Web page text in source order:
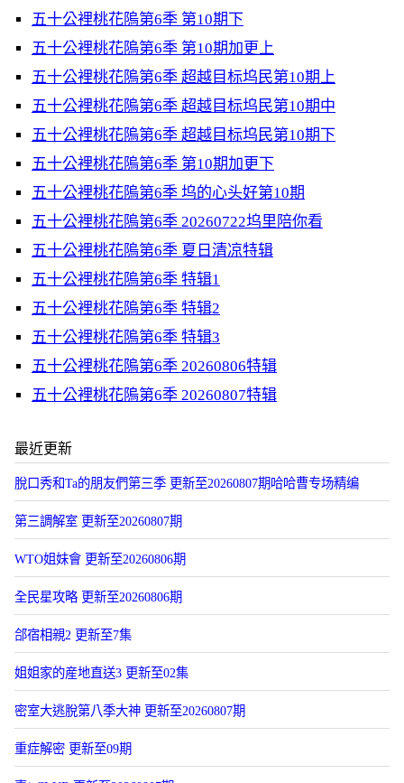
五十公裡桃花隖第6季 第10期下
五十公裡桃花隖第6季 第10期加更上
五十公裡桃花隖第6季 超越目标坞民第10期上
五十公裡桃花隖第6季 超越目标坞民第10期中
五十公裡桃花隖第6季 超越目标坞民第10期下
五十公裡桃花隖第6季 第10期加更下
五十公裡桃花隖第6季 坞的心头好第10期
五十公裡桃花隖第6季 20260722坞里陪你看
五十公裡桃花隖第6季 夏日清凉特辑
五十公裡桃花隖第6季 特辑1
五十公裡桃花隖第6季 特辑2
五十公裡桃花隖第6季 特辑3
五十公裡桃花隖第6季 20260806特辑
五十公裡桃花隖第6季 20260807特辑
最近更新
脫口秀和Ta的朋友們第三季 更新至20260807期哈哈曹专场精编
第三調解室 更新至20260807期
WTO姐妹會 更新至20260806期
全民星攻略 更新至20260806期
郃宿相親2 更新至7集
姐姐家的産地直送3 更新至02集
密室大逃脫第八季大神 更新至20260807期
重症解密 更新至09期